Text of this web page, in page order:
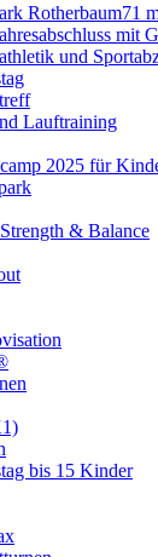
Rotherbaum71
mit
und
Lauftraining
2025 für
& Balance
bis 15 Kinder